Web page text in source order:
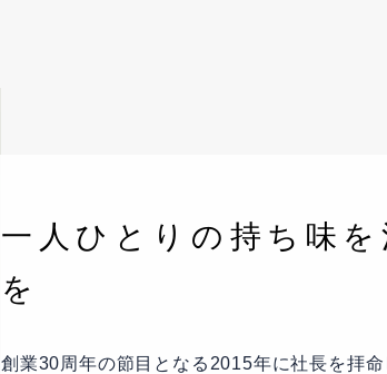
一人ひとりの持ち味
を
創業30周年の節目となる2015年に社長を拝命